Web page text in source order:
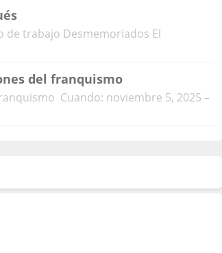
de trabajo Desmemoriados El
del franquismo
Cuando: noviembre 5, 2025 –